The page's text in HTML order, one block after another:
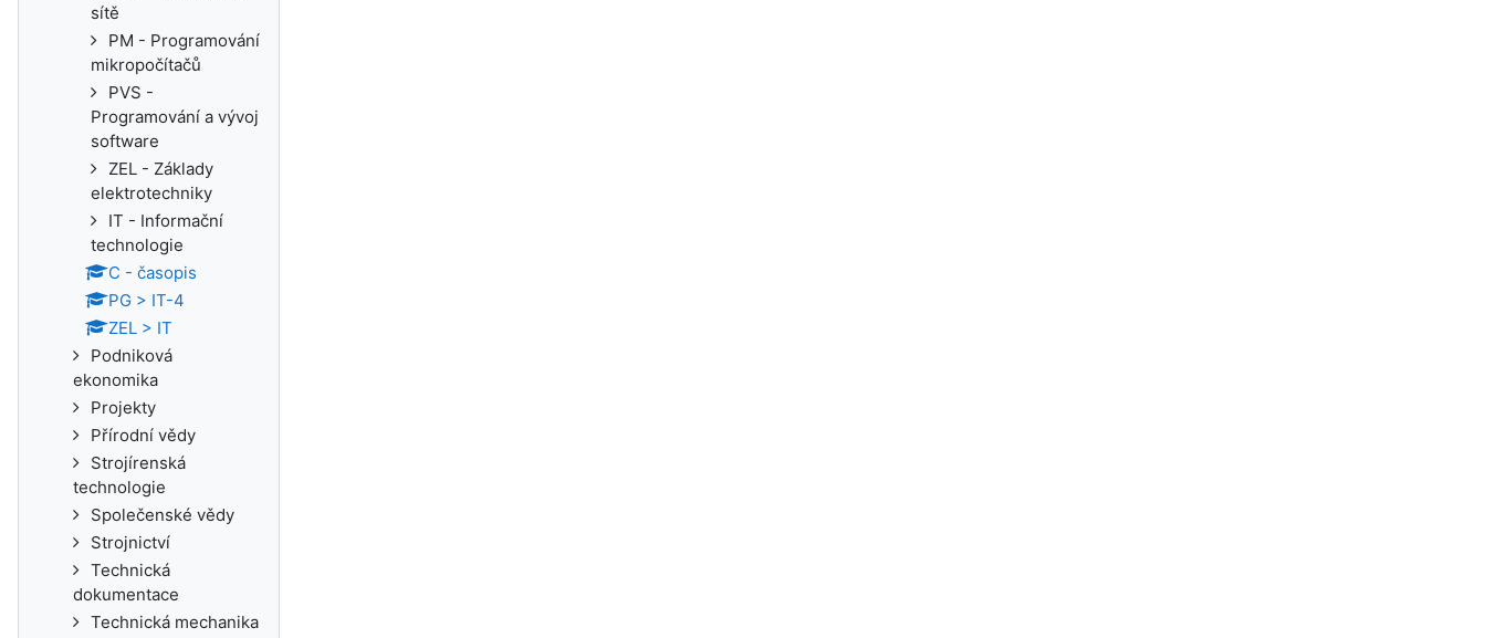
sítě
PM - Programování
mikropočítačů
PVS -
Programování a vývoj
software
ZEL - Základy
elektrotechniky
IT - Informační
technologie
C - časopis
PG > IT-4
ZEL > IT
Podniková
ekonomika
Projekty
Přírodní vědy
Strojírenská
technologie
Společenské vědy
Strojnictví
Technická
dokumentace
Technická mechanika